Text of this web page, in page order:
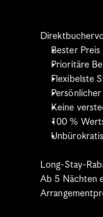
Bester
﻿﻿Prioritäre
﻿﻿Flexibelste
﻿﻿Keine
﻿﻿100 %
Long-Stay-
Ab 5 Nächten